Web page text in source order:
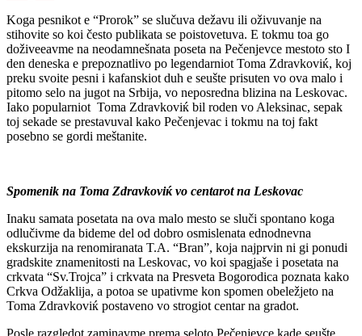
Koga pesnikot e “Prorok” se slučuva dežavu ili oživuvanje na
stihovite so koi često publikata se poistovetuva. E tokmu toa go
doživeeavme na neodamnešnata poseta na Pečenjevce mestoto sto I
den deneska e prepoznatlivo po legendarniot Toma Zdravkoviќ, koj
preku svoite pesni i kafanskiot duh e seušte prisuten vo ova malo i
pitomo selo na jugot na Srbija, vo neposredna blizina na Leskovac.
Iako popularniot Toma Zdravkoviќ bil roden vo Aleksinac, sepak
toj sekade se prestavuval kako Pečenjevac i tokmu na toj fakt
posebno se gordi meštanite.
Spomenik na Toma Zdravkoviќ vo centarot na Leskovac
Inaku samata posetata na ova malo mesto se sluči spontano koga
odlučivme da bideme del od dobro osmislenata ednodnevna
ekskurzija na renomiranata T.A. “Bran”, koja najprvin ni gi ponudi
gradskite znamenitosti na Leskovac, vo koi spagjaše i posetata na
crkvata “Sv.Trojca” i crkvata na Presveta Bogorodica poznata kako
Crkva Odžaklija, a potoa se upativme kon spomen obeležjeto na
Toma Zdravkoviќ postaveno vo strogiot centar na gradot.
Posle razgledot zaminavme prema seloto Pečenjevce kade seušte